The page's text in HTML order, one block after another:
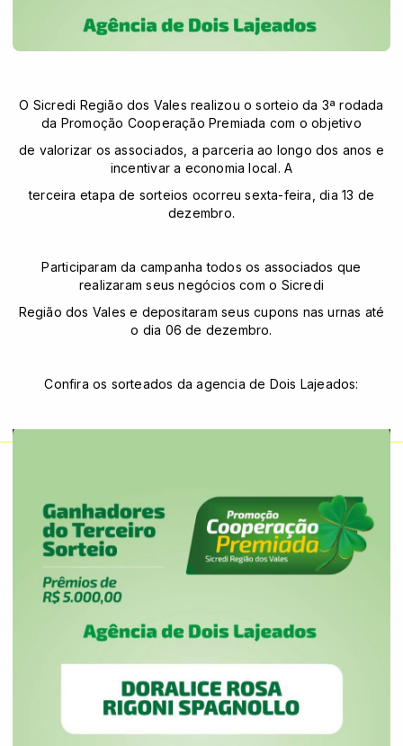
O Sicredi Região dos Vales realizou o sorteio da 3ª rodada
da Promoção Cooperação Premiada com o objetivo
de valorizar os associados, a parceria ao longo dos anos e
incentivar a economia local. A
terceira etapa de sorteios ocorreu sexta-feira, dia 13 de
dezembro.
Participaram da campanha todos os associados que
realizaram seus negócios com o Sicredi
Região dos Vales e depositaram seus cupons nas urnas até
o dia 06 de dezembro.
Confira os sorteados da agencia de Dois Lajeados: